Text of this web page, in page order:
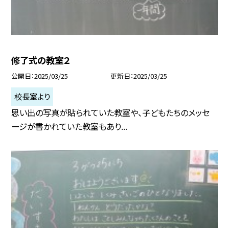
修了式の教室２
公開日 2025/03/25 更新日 2025/03/25
校長室より
思い出の写真が貼られていた教室や、子どもたちのメッセ
ージが書かれていた教室もあり...